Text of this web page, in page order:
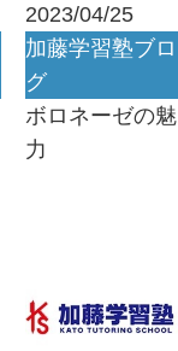
2023/04/25
加藤学習塾ブロ
グ
ボロネーゼの魅
力